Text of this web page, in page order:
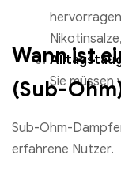
Sie
Wann ist
(Sub-
Sub-Ohm-
erfahrene Nutzer.